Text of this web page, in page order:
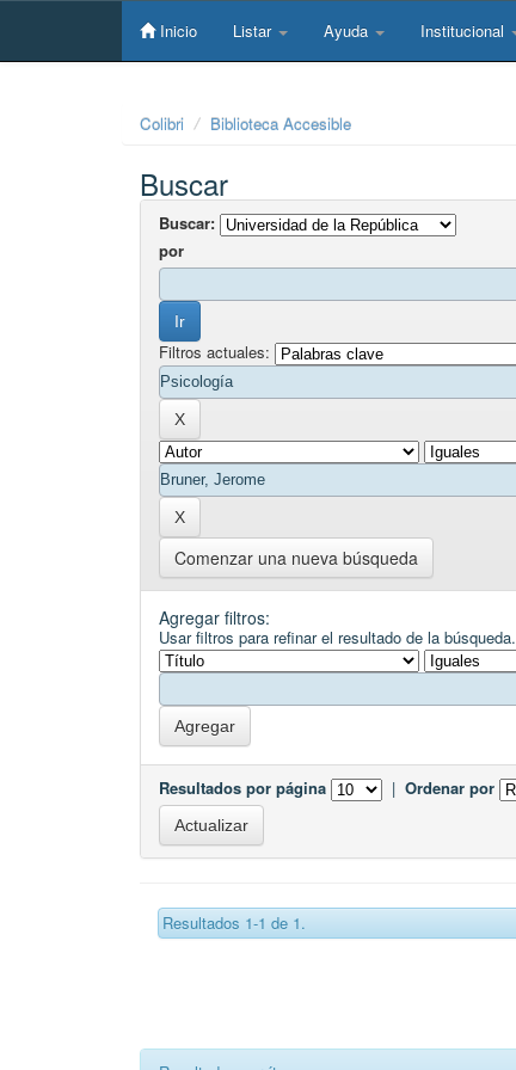
Skip
Inicio Listar Ayuda Institucional
Colibri Biblioteca Accesible
Buscar
Buscar:
por
Filtros actuales:
Comenzar una nueva búsqueda
Agregar filtros:
Usar filtros para refinar el resultado de la búsqueda.
Resultados por página | Ordenar por
Resultados 1-1 de 1.